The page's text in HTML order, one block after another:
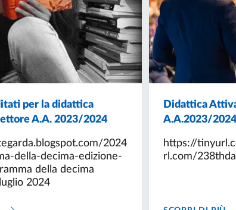
per la didattica
A.A. 2023/2024
2024
della-decima-edizione-
della decima
2024
Didattica
A.A.2023/2024
https://
rl.com/